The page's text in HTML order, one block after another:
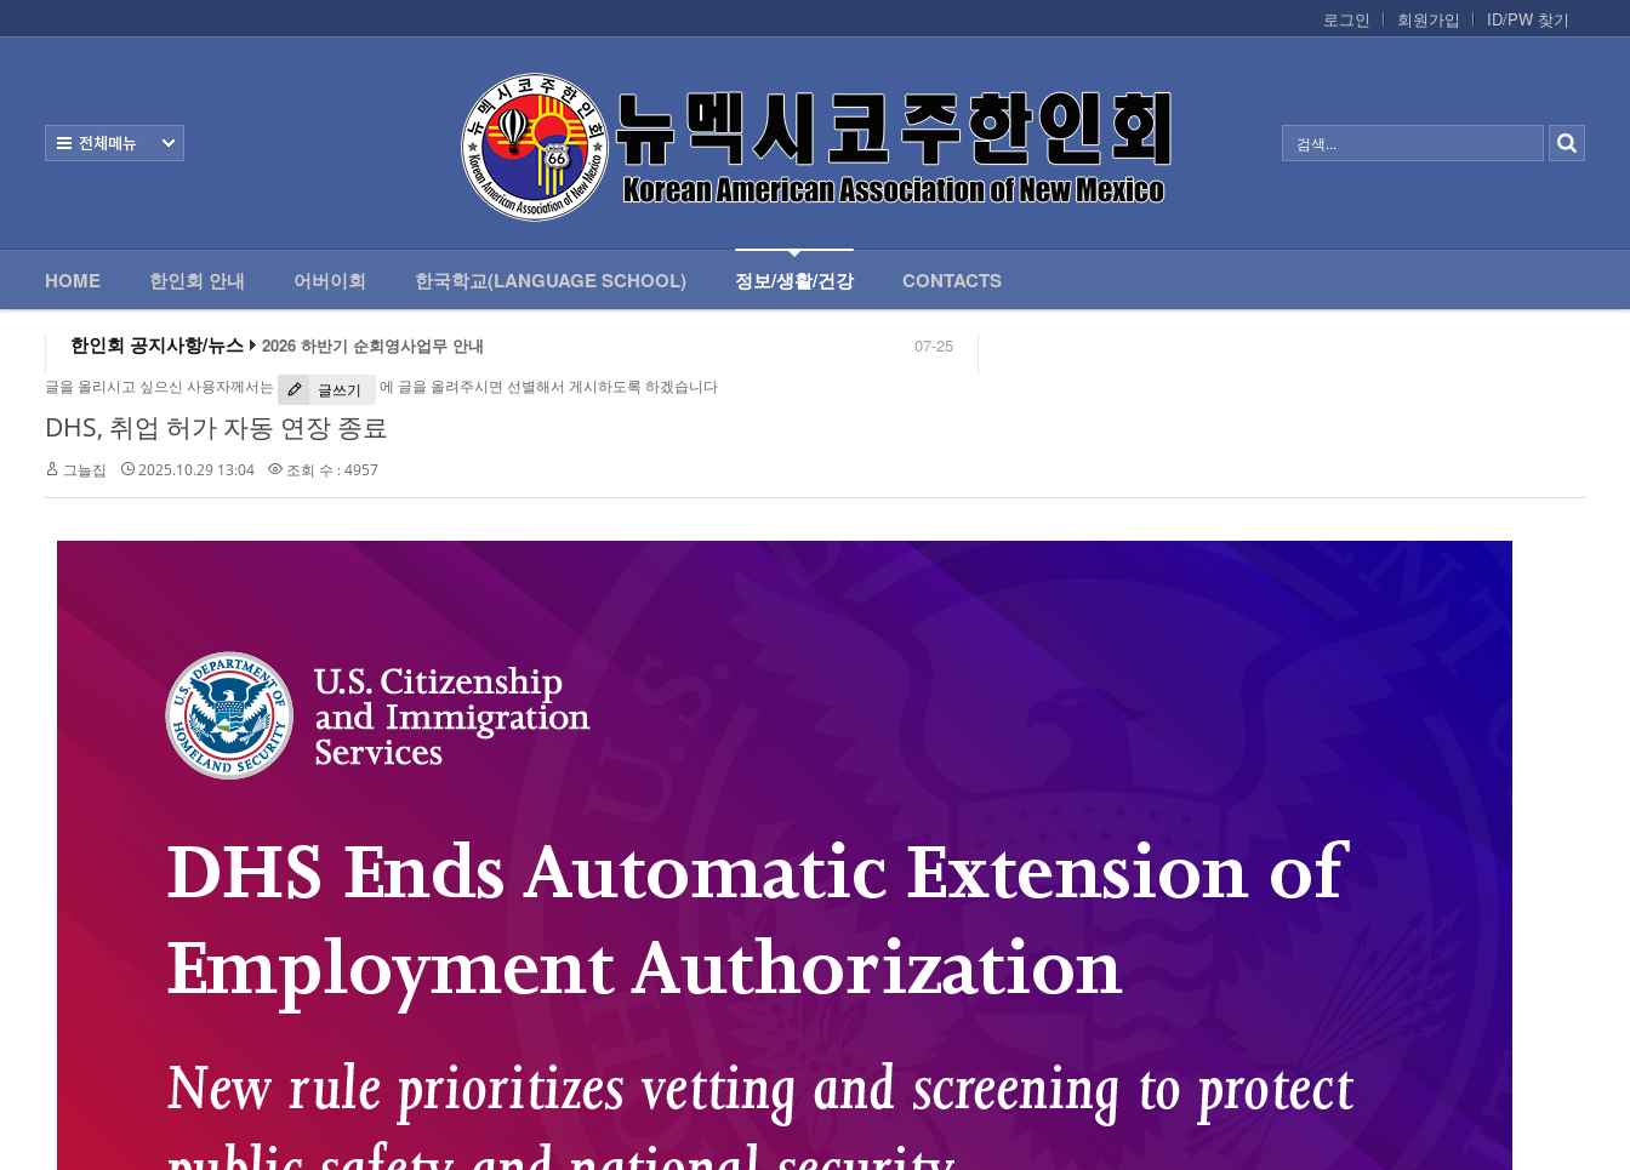
로그인
회원가입 ID/PW 찾기
HOME 한인회 안내 어버이회 한국학교(LANGUAGE SCHOOL) 정보/생활/건강 CONTACTS
한인회 공지사항/뉴스
04-04
2026 미주한인회장대회
알버커키 감리교회 부흥회 조영진 목사님
2026년 3월 10일 상반기 순회 영사업무 안내
2026 하반기 순회영사업무 안내
글을 올리시고 싶으신 사용자께서는 글쓰기 에 글을 올려주시면 선별해서 게시하도록 하겠습니다
DHS, 취업 허가 자동 연장 종료
그늘집 2025.10.29 13:04 조회 수 : 4957
한인회 안내
정보/생활/건강
- 한인회총람(2012)
- 뉴멕시코 한인업소록
- 뉴멕시코골프회
Contacts